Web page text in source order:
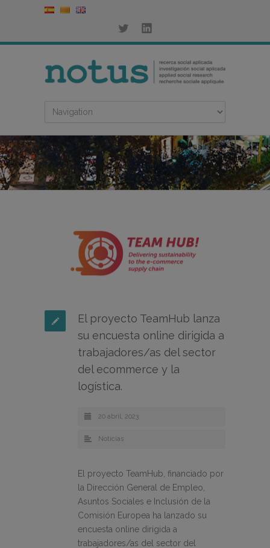
El proyecto TeamHub lanza
su encuesta online dirigida a
trabajadores/as del sector
del ecommerce y la
logística.
20 abril, 2023
Noticias
El proyecto TeamHub, financiado por
la Dirección General de Empleo,
Asuntos Sociales e Inclusión de la
Comisión Europea ha lanzado su
encuesta online dirigida a
trabajadores/as del sector del